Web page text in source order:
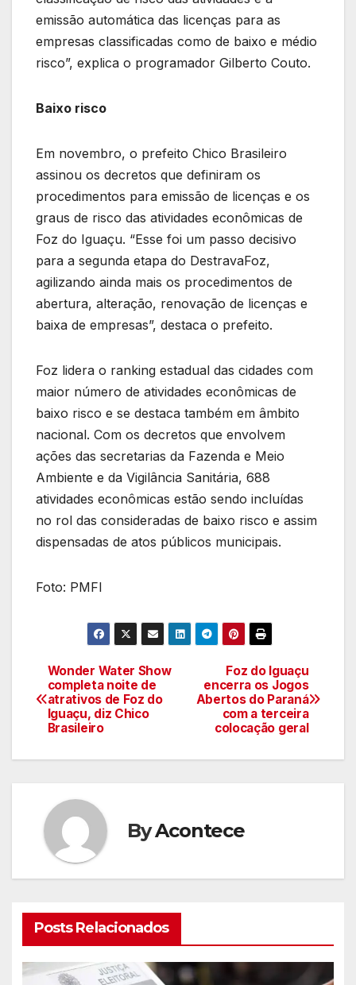
emissão automática das licenças para as
empresas classificadas como de baixo e médio
risco”, explica o programador Gilberto Couto.
Baixo risco
Em novembro, o prefeito Chico Brasileiro
assinou os decretos que definiram os
procedimentos para emissão de licenças e os
graus de risco das atividades econômicas de
Foz do Iguaçu. “Esse foi um passo decisivo
para a segunda etapa do DestravaFoz,
agilizando ainda mais os procedimentos de
abertura, alteração, renovação de licenças e
baixa de empresas”, destaca o prefeito.
Foz lidera o ranking estadual das cidades com
maior número de atividades econômicas de
baixo risco e se destaca também em âmbito
nacional. Com os decretos que envolvem
ações das secretarias da Fazenda e Meio
Ambiente e da Vigilância Sanitária, 688
atividades econômicas estão sendo incluídas
no rol das consideradas de baixo risco e assim
dispensadas de atos públicos municipais.
Foto: PMFI
Navegação
de
Foz do Iguaçu
encerra os Jogos
Abertos do Paraná
com a terceira
colocação geral
Wonder Water Show
completa noite de
atrativos de Foz do
Iguaçu, diz Chico
Brasileiro
ByAcontece
Posts Relacionados